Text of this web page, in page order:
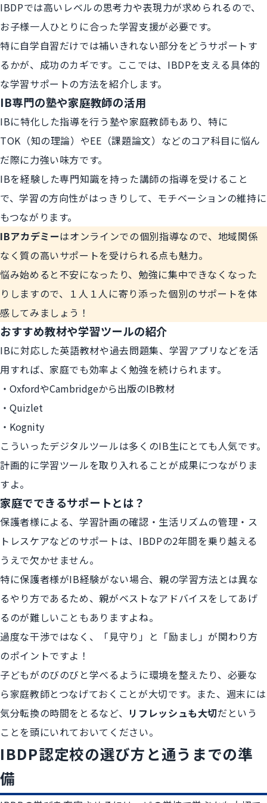
IBDPでは高いレベルの思考力や表現力が求められるので、
お子様一人ひとりに合った学習支援が必要です。
特に自学自習だけでは補いきれない部分をどうサポートす
るかが、成功のカギです。ここでは、IBDPを支える具体的
な学習サポートの方法を紹介します。
IB専門の塾や家庭教師の活用
IBに特化した指導を行う塾や家庭教師もあり、特に
TOK（知の理論）やEE（課題論文）などのコア科目に悩ん
だ際に力強い味方です。
IBを経験した専門知識を持った講師の指導を受けること
で、学習の方向性がはっきりして、モチベーションの維持に
もつながります。
IBアカデミーはオンラインでの個別指導なので、地域関係
なく質の高いサポートを受けられる点も魅力。
悩み始めると不安になったり、勉強に集中できなくなった
りしますので、１人１人に寄り添った個別のサポートを体
感してみましょう！
おすすめ教材や学習ツールの紹介
IBに対応した英語教材や過去問題集、学習アプリなどを活
用すれば、家庭でも効率よく勉強を続けられます。
OxfordやCambridgeから出版のIB教材
Quizlet
Kognity
こういったデジタルツールは多くのIB生にとても人気です。
計画的に学習ツールを取り入れることが成果につながりま
すよ。
家庭でできるサポートとは？
保護者様による、学習計画の確認・生活リズムの管理・ス
トレスケアなどのサポートは、IBDPの2年間を乗り越える
うえで欠かせません。
特に保護者様がIB経験がない場合、親の学習方法とは異な
るやり方であるため、親がベストなアドバイスをしてあげ
るのが難しいこともありますよね。
過度な干渉ではなく、「見守り」と「励まし」が関わり方
のポイントですよ！
子どもがのびのびと学べるように環境を整えたり、必要な
ら家庭教師とつなげておくことが大切です。また、週末には
気分転換の時間をとるなど、 リフレッシュも大切だという
ことを頭にいれておいてください。
IBDP認定校の選び方と通うまでの準
備